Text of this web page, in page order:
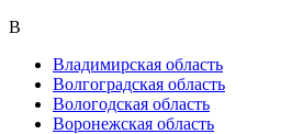
В
Владимирская область
Волгоградская область
Вологодская область
Воронежская область